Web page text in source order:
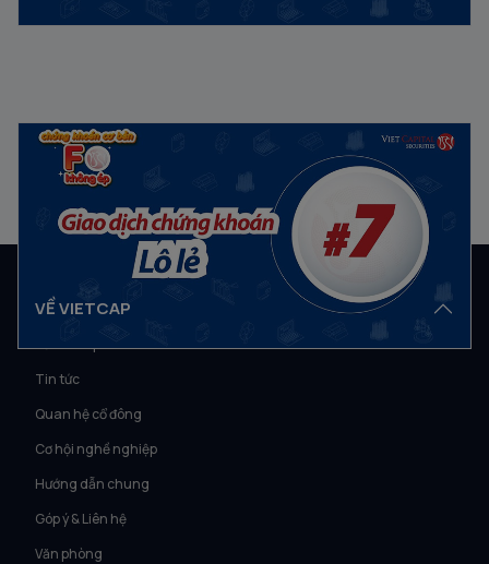
Chứng khoán Cơ Bản #7 | F0 Không ép: Giao dịch
chứng khoán lô lẻ
12/09/2022
VỀ VIETCAP
Về Vietcap
Tin tức
Quan hệ cổ đông
Cơ hội nghề nghiệp
Hướng dẫn chung
Góp ý & Liên hệ
Văn phòng